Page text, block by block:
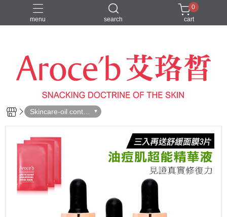
menu search
VIP客人
0
cart
Skincare-oil contro
l